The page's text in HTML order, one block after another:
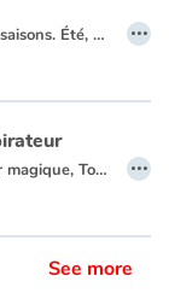
De poème en poème défilent les saisons. Été, automne, hiver, printemps… Silence du vent, murmure des pins, grondement de la mer, chant des oiseaux…
Les images élégantes de Léa Djeziri répondent à merveille à la délicatesse des haïkus.
…
À califourchon sur son aspirateur magique, Tourbille, la méchante sorcière, survole la ville. Elle aspire tout sur son chemin : les enfants du jardin, sauf un, les chatons, sauf deux, les papillons sauf trois, les canards sauf quatre, et les poissons sauf cinq. Puis elle regagne la montagne obscure aux noirs coquelicots où elle vit. Mais une petite fille qui n’a peur de rien et ne s’en laisse pas conter ne fait ni une ni deux : elle se lance sur les traces de la sorcière pour lui donner une leçon.
…
See more